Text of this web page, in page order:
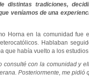
distintas tradiciones,
veníamos de una
Horna en la comunidad fue
Hablaban
que había vuelto a los
consulté con la comunidad y
Posteriormente, me pidió